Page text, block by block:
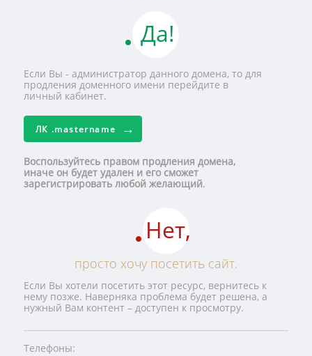
Да!
Если Вы - администратор данного домена, то для
продления доменного имени перейдите в
личный кабинет.
ЛК .mastername
Воспользуйтесь правом продления домена,
иначе он будет удален и его сможет
зарегистрировать любой желающий.
Нет,
просто хочу посетить сайт.
Если Вы хотели посетить этот ресурс, вернитесь к
нему позже. Наверняка проблема будет решена, а
нужный Вам контент – доступен к просмотру.
Телефоны: